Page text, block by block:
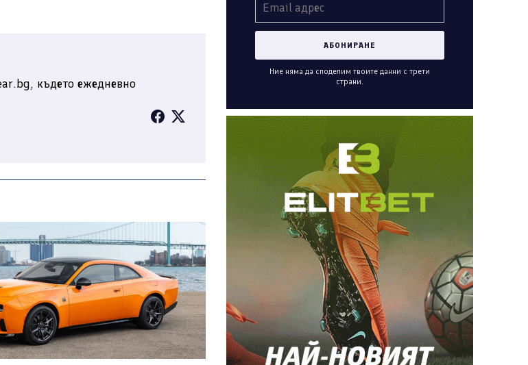
където ежедневно
Ние няма да споделим твоите данни с трети
страни.